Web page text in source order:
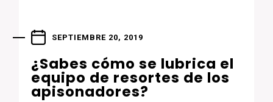
SEPTIEMBRE 20, 2019
¿Sabes cómo se lubrica el
equipo de resortes de los
apisonadores?